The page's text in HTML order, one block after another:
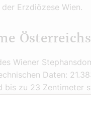
Erzdiözese Wien.
Wiener
Daten:
bis zu 23 Zentimeter
von St.
stürzte 1945 als